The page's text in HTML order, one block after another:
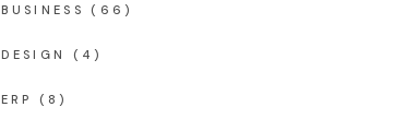
BUSINESS (66)
DESIGN (4)
ERP (8)